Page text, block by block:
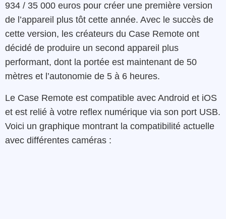
934 / 35 000 euros pour créer une première version
de l’appareil plus tôt cette année. Avec le succès de
cette version, les créateurs du Case Remote ont
décidé de produire un second appareil plus
performant, dont la portée est maintenant de 50
mètres et l’autonomie de 5 à 6 heures.
Le Case Remote est compatible avec Android et iOS
et est relié à votre reflex numérique via son port USB.
Voici un graphique montrant la compatibilité actuelle
avec différentes caméras :